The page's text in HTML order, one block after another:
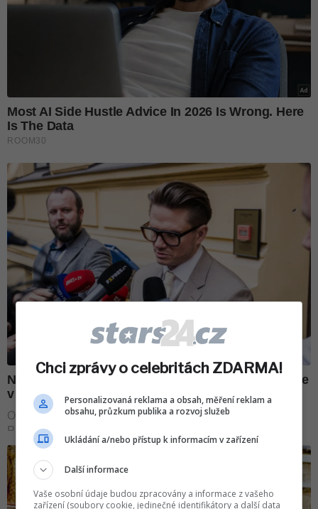
Chci zprávy o celebritách ZDARMA!
Personalizovaná reklama a obsah, měření reklam a
obsahu, průzkum publika a rozvoj služeb
Ukládání a/nebo přístup k informacím v zařízení
Další informace
Vaše osobní údaje budou zpracovány a informace z vašeho
zařízení (soubory cookie, jedinečné identifikátory a další data